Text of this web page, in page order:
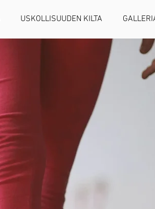
USKOLLISUUDEN KILTA